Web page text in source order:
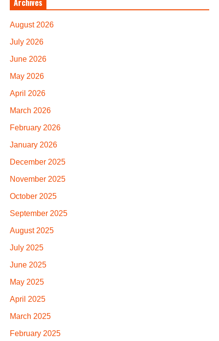
August 2026
July 2026
June 2026
May 2026
April 2026
March 2026
February 2026
January 2026
December 2025
November 2025
October 2025
September 2025
August 2025
July 2025
June 2025
May 2025
April 2025
March 2025
February 2025